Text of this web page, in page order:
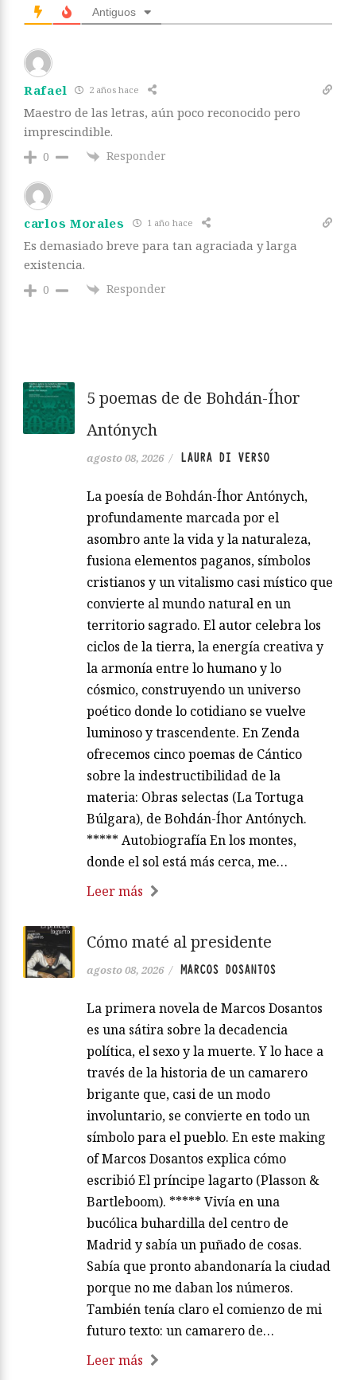
Antiguos
Rafael 2 años hace
Maestro de las letras, aún poco reconocido pero
imprescindible.
0 Responder
carlos Morales 1 año hace
Es demasiado breve para tan agraciada y larga
existencia.
0 Responder
5 poemas de de Bohdán-Íhor
Antónych
agosto 08, 2026 / LAURA DI VERSO
La poesía de Bohdán-Íhor Antónych,
profundamente marcada por el
asombro ante la vida y la naturaleza,
fusiona elementos paganos, símbolos
cristianos y un vitalismo casi místico que
convierte al mundo natural en un
territorio sagrado. El autor celebra los
ciclos de la tierra, la energía creativa y
la armonía entre lo humano y lo
cósmico, construyendo un universo
poético donde lo cotidiano se vuelve
luminoso y trascendente. En Zenda
ofrecemos cinco poemas de Cántico
sobre la indestructibilidad de la
materia: Obras selectas (La Tortuga
Búlgara), de Bohdán-Íhor Antónych.
***** Autobiografía En los montes,
donde el sol está más cerca, me…
Leer más
Cómo maté al presidente
agosto 08, 2026 / MARCOS DOSANTOS
La primera novela de Marcos Dosantos
es una sátira sobre la decadencia
política, el sexo y la muerte. Y lo hace a
través de la historia de un camarero
brigante que, casi de un modo
involuntario, se convierte en todo un
símbolo para el pueblo. En este making
of Marcos Dosantos explica cómo
escribió El príncipe lagarto (Plasson &
Bartleboom). ***** Vivía en una
bucólica buhardilla del centro de
Madrid y sabía un puñado de cosas.
Sabía que pronto abandonaría la ciudad
porque no me daban los números.
También tenía claro el comienzo de mi
futuro texto: un camarero de…
Leer más